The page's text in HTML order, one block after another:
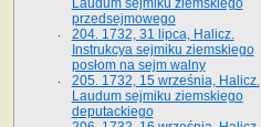
Laudum sejmiku ziemskiego
przedsejmowego
204. 1732, 31 lipca, Halicz.
Instrukcya sejmiku ziemskiego
posłom na sejm walny
205. 1732, 15 września, Halicz.
Laudum sejmiku ziemskiego
deputackiego